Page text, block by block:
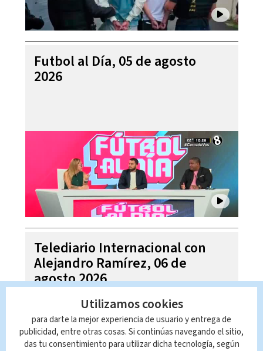
Futbol al Día, 05 de agosto
2026
Telediario Internacional con
Alejandro Ramírez, 06 de
agosto 2026
Utilizamos cookies
para darte la mejor experiencia de usuario y entrega de
publicidad, entre otras cosas. Si continúas navegando el sitio,
das tu consentimiento para utilizar dicha tecnología, según